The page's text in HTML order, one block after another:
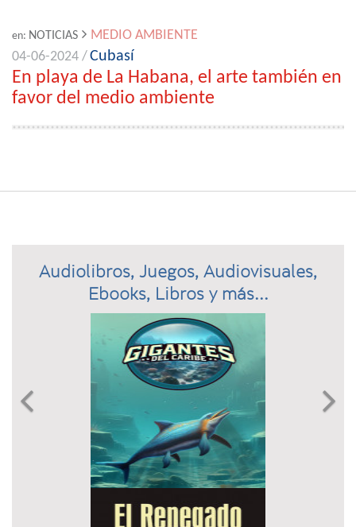
en: NOTICIAS
MEDIO AMBIENTE
04-06-2024 /Cubasí
En playa de La Habana, el arte también en
favor del medio ambiente
Audiolibros, Juegos, Audiovisuales,
Ebooks, Libros y más...
Previous 